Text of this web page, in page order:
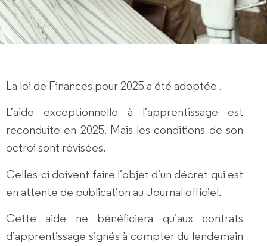
La loi de Finances pour 2025 a été adoptée .
L’aide exceptionnelle à l’apprentissage est
reconduite en 2025. Mais les conditions de son
octroi sont révisées.
Celles-ci doivent faire l’objet d’un décret qui est
en attente de publication au Journal officiel.
Cette aide ne bénéficiera qu’aux contrats
d’apprentissage signés à compter du lendemain